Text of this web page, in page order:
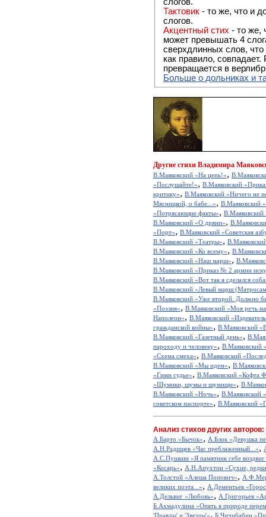
Тактовик - то же, что и дольник, только кол-во безударных слогов между ударными может достигать 4-х
слогов.
Акцентный стих - то же,
может превышать 4
сверхдлинных слов, что
как правило, совпадает. Рифма - обязательный элемент в акцентном стихе, без неё акцентный стих
превращается в
Больше о дольниках и
Другие стихи Владимира
В.Маяковский «На цепь!»,
«Послушайте!», В.Маяковский
критику», В.Маяковский «Ничего не
Мясницкой, о бабе...», В.Маяковский
«Потрясающие факты», В.Маяковский
В.Маяковский «О дряни»,
«Порт», В.Маяковский «Советская
В.Маяковский «Театры»,
В.Маяковский «Ко всему»,
В.Маяковский «Наш марш»,
В.Маяковский «Приказ № 2 армии
В.Маяковский «Вот так я сделался
В.Маяковский «Левый марш
В.Маяковский «Уже второй. Должно
«Поэзия», В.Маяковский «Моя речь на
Наполеон», В.Маяковский
гражданской войны», В.Маяковский
В.Маяковский «Газетный день»,
пароходу и человеку», В.Маяковский
«Схема смеха», В.Маяковский
В.Маяковский «Мы идем»,
«Гимн судье», В.Маяковский «Кофта
«Шумики, шумы и шумищи»,
В.Маяковский «Ночь», В.Маяковский
советском паспорте», В.Маяковский
Анализ стихов других авторов:
А.Барто «Бычок», А.Блок «Девушка
А.Н.Радищев «Час преблаженный...»,
А.С.Пушкин «Я памятник себе
«Косарь», А.Н.Апухтин «Сухие,
А.Толстой «Алеша Попович»,
великих поэта...», А.Дементьев
А.Дельвиг «Любовь», А.Григорьев
Б.Ахмадулина «Опять в природе
'Правды' и 'Звезды'», Б.Чичибабин